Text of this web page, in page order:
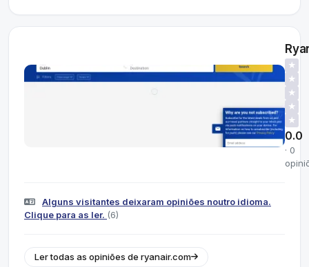
★
★
★
★
★
0.0
· 0
Alguns visitantes deixaram opiniões noutro idioma.
Clique para as ler. (6)
Ler todas as opiniões de ryanair.com